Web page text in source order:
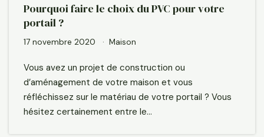
Pourquoi faire le choix du PVC pour votre
portail ?
17 novembre 2020 Maison
Vous avez un projet de construction ou
d’aménagement de votre maison et vous
réfléchissez sur le matériau de votre portail ? Vous
hésitez certainement entre le…